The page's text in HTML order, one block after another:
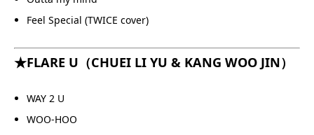
Feel Special (TWICE cover)
★FLARE U（CHUEI LI YU & KANG WOO JIN）
WAY 2 U
WOO-HOO